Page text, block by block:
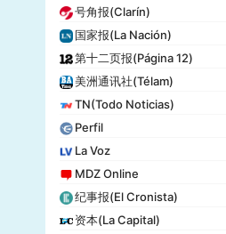
号角报(Clarín)
国家报(La Nación)
第十二页报(Página 12)
美洲通讯社(Télam)
TN(Todo Noticias)
Perfil
La Voz
MDZ Online
纪事报(El Cronista)
资本(La Capital)